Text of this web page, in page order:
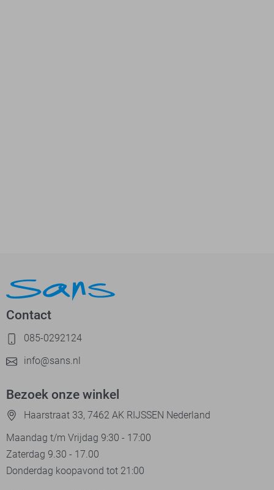
Contact
085-0292124
info@sans.nl
Bezoek onze winkel
Haarstraat 33, 7462 AK RIJSSEN Nederland
Maandag t/m Vrijdag 9:30 - 17:00
Zaterdag 9.30 - 17.00
Donderdag koopavond tot 21:00